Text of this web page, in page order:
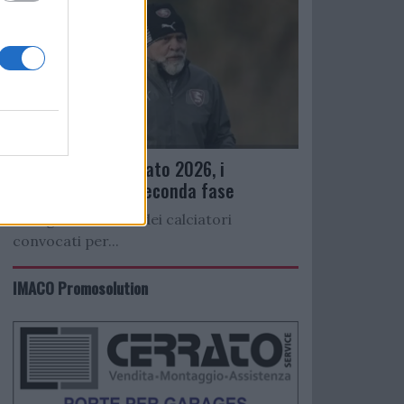
Ritiro precampionato 2026, i
convocati per la seconda fase
Di seguito l’elenco dei calciatori
convocati per...
IMACO Promosolution